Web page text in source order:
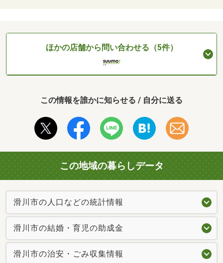
ほかの店舗から問い合わせる（5件）
この情報を誰かに知らせる / 自分に送る
この地域の暮らしデータ
滑川市の人口などの統計情報
滑川市の結婚・育児の助成金
滑川市の治安・ごみ収集情報